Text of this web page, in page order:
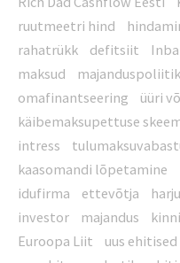
ruutmeetri hind
rahatrükk
defitsiit
maksud
omafinantseering
üüri
käibemaksupettuse
intress
kaasomandi lõpetamine
idufirma
ettevõtja
investor
majandus
Euroopa Liit
uus ehitised